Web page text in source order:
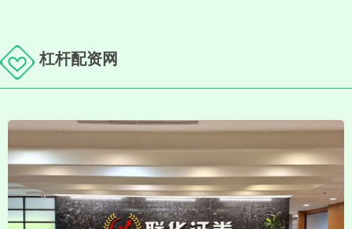
杠杆配资网